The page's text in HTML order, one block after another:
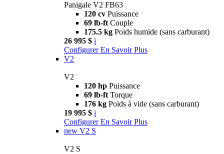
Panigale V2 FB63
120 cv Puissance
69 lb-ft Couple
175.5 kg Poids humide (sans carburant)
26 995 $ i
Configurer En Savoir Plus
V2
V2
120 hp Puissance
69 lb-ft Torque
176 kg Poids à vide (sans carburant)
19 995 $ i
Configurer En Savoir Plus
new V2 S
V2 S